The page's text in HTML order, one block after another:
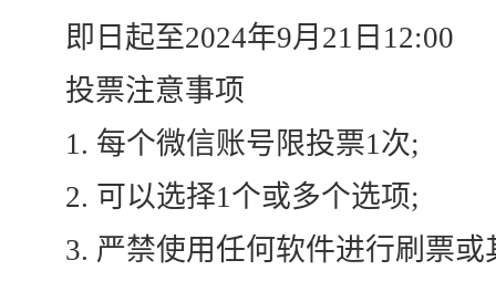
即日起至2024年9月21日12:00
投票注意事项
1. 每个微信账号限投票1次;
2. 可以选择1个或多个选项;
3. 严禁使用任何软件进行刷票或